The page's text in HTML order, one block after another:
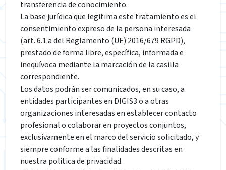
transferencia de conocimiento.
La base jurídica que legitima este tratamiento es el
consentimiento expreso de la persona interesada
(art. 6.1.a del Reglamento (UE) 2016/679 RGPD),
prestado de forma libre, específica, informada e
inequívoca mediante la marcación de la casilla
correspondiente.
Los datos podrán ser comunicados, en su caso, a
entidades participantes en DIGIS3 o a otras
organizaciones interesadas en establecer contacto
profesional o colaborar en proyectos conjuntos,
exclusivamente en el marco del servicio solicitado, y
siempre conforme a las finalidades descritas en
nuestra política de privacidad.